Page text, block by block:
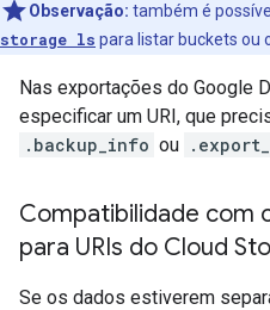
Observação: também é
storage ls para listar buckets ou
Nas exportações do Google
especificar um URI, que
.backup_info ou
Compatibilidade com
para URIs do Cloud
Se os dados estiverem